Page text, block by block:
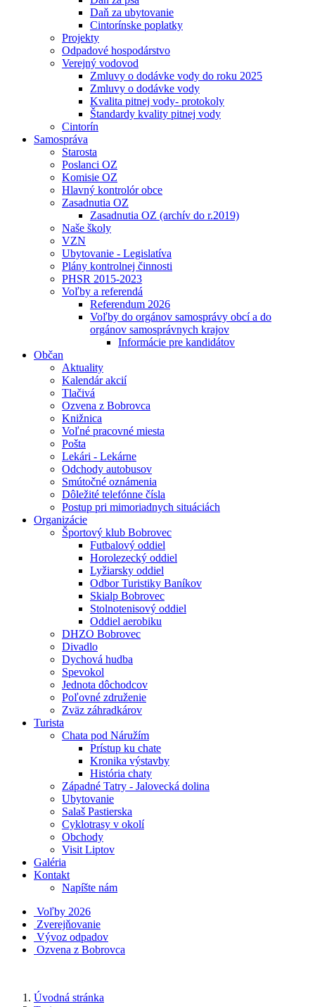
Daň za ubytovanie
Cintorínske poplatky
Projekty
Odpadové hospodárstvo
Verejný vodovod
Zmluvy o dodávke vody do roku 2025
Zmluvy o dodávke vody
Kvalita pitnej vody- protokoly
Štandardy kvality pitnej vody
Cintorín
Samospráva
Starosta
Poslanci OZ
Komisie OZ
Hlavný kontrolór obce
Zasadnutia OZ
Zasadnutia OZ (archív do r.2019)
Naše školy
VZN
Ubytovanie - Legislatíva
Plány kontrolnej činnosti
PHSR 2015-2023
Voľby a referendá
Referendum 2026
Voľby do orgánov samosprávy obcí a do
orgánov samosprávnych krajov
Informácie pre kandidátov
Občan
Aktuality
Kalendár akcií
Tlačivá
Ozvena z Bobrovca
Knižnica
Voľné pracovné miesta
Pošta
Lekári - Lekárne
Odchody autobusov
Smútočné oznámenia
Dôležité telefónne čísla
Postup pri mimoriadnych situáciách
Organizácie
Športový klub Bobrovec
Futbalový oddiel
Horolezecký oddiel
Lyžiarsky oddiel
Odbor Turistiky Baníkov
Skialp Bobrovec
Stolnotenisový oddiel
Oddiel aerobiku
DHZO Bobrovec
Divadlo
Dychová hudba
Spevokol
Jednota dôchodcov
Poľovné združenie
Zväz záhradkárov
Turista
Chata pod Náružím
Prístup ku chate
Kronika výstavby
História chaty
Západné Tatry - Jalovecká dolina
Ubytovanie
Salaš Pastierska
Cyklotrasy v okolí
Obchody
Visit Liptov
Galéria
Kontakt
Napíšte nám
Voľby 2026
Zverejňovanie
Vývoz odpadov
Ozvena z Bobrovca
Úvodná stránka